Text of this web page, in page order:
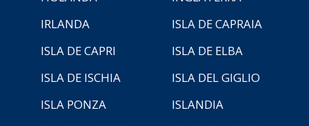
IRLANDA
ISLA DE CAPRAIA
ISLA DE CAPRI
ISLA DE ELBA
ISLA DE ISCHIA
ISLA DEL GIGLIO
ISLA PONZA
ISLANDIA